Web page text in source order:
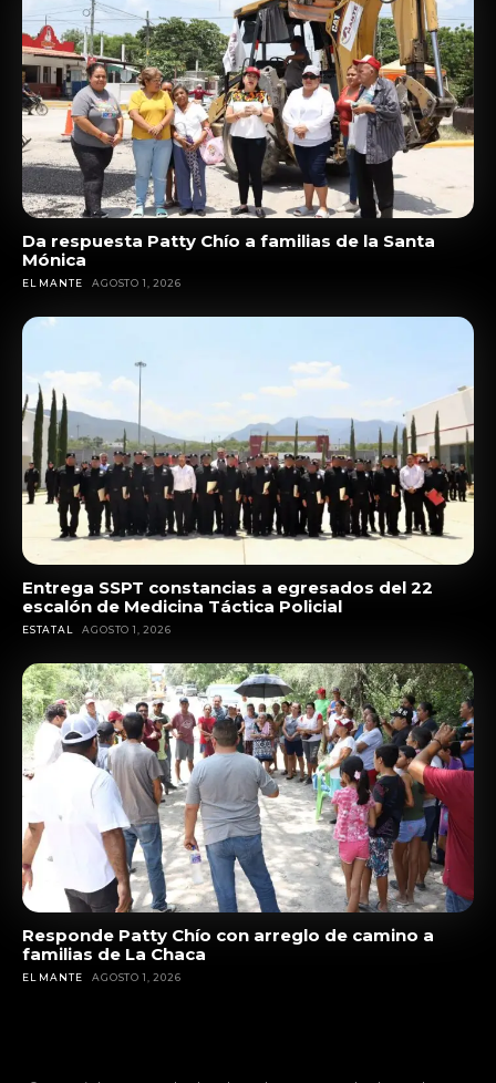
Da respuesta Patty Chío a familias de la Santa
Mónica
EL MANTE AGOSTO 1, 2026
Entrega SSPT constancias a egresados del 22
escalón de Medicina Táctica Policial
ESTATAL AGOSTO 1, 2026
Responde Patty Chío con arreglo de camino a
familias de La Chaca
EL MANTE AGOSTO 1, 2026